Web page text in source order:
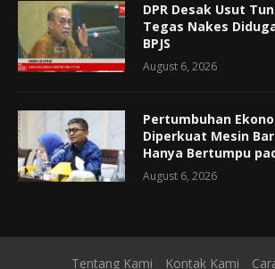
DPR Desak Usut
Tegas Nakes
BPJS
August 6, 2026
Pertumbuhan
Diperkuat Mesin
Hanya Bertumpu
August 6, 2026
Tentang Kami Kontak Kami